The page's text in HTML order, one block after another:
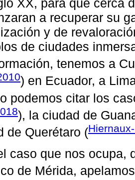
XX, para que cerca
a recuperar su
y de
de ciudades
tenemos a
) en Ecuador, a
podemos citar los
), la ciudad de
de Querétaro (
caso que nos ocupa,
de Mérida,